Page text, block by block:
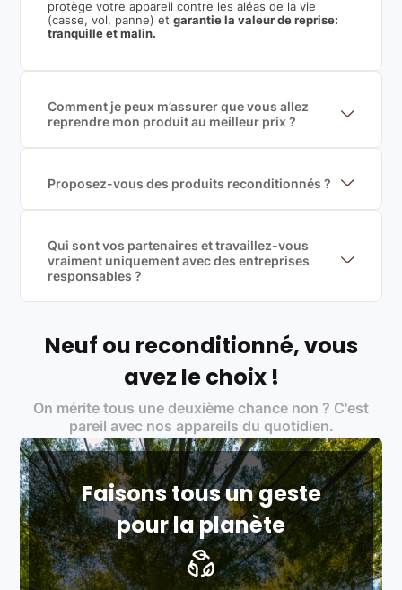
protège votre appareil contre les aléas de la vie
(casse, vol, panne) etgarantie la valeur de reprise:
tranquille et malin.
Comment je peux m’assurer que vous allez
reprendre mon produit au meilleur prix ?
garantir le meilleur prix de rachat. De plus, nous
sommes rémunéré à la commission sur la valeur de
Proposez-vous des produits reconditionnés ?
produits officiels de grandes marques et du
reconditionné de haute qualité
Qui sont vos partenaires et travaillez-vous
vraiment uniquement avec des entreprises
responsables ?
Labels environnementaux & qualité de nos partenaires
traitement des déchets électroniques (DEEE)
Produits testés et vérifiés selon des standards
rigoureux (80 à 100 points de contrôle en
fonction des produits)
Respect des normes RAEE, RoHS, et du
référentiel QualiRepar (bonus réparation)
Neuf ou reconditionné, vous
avez le choix !
On mérite tous une deuxième chance non ? C'est
pareil avec nos appareils du quotidien.
Faisons tous un geste
pour la planète